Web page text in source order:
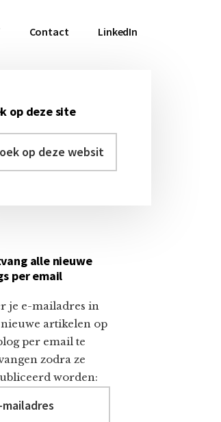
Contact LinkedIn
op deze site
alle nieuwe
per email
je e-mailadres in
artikelen op
per email te
zodra ze
worden: